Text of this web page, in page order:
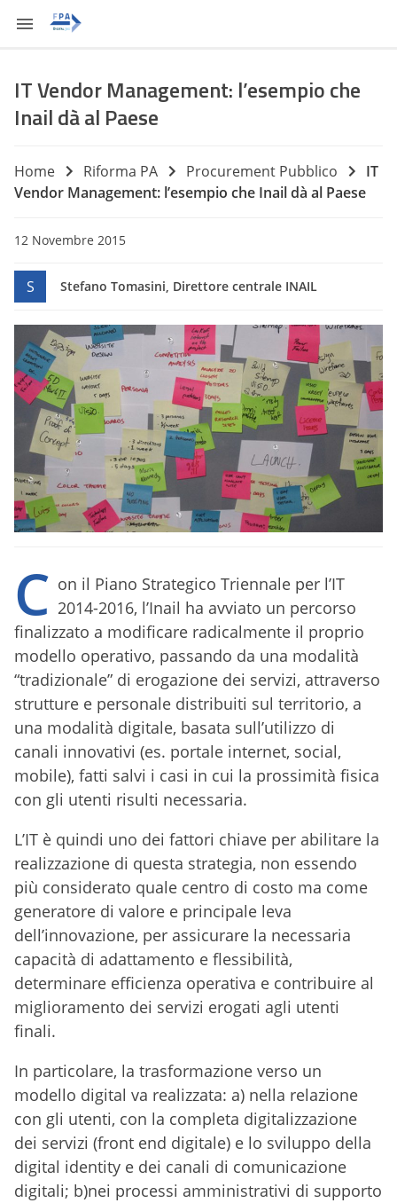
IT Vendor Management: l’esempio che
Inail dà al Paese
Home Riforma PA Procurement Pubblico
IT
Vendor Management: l’esempio che Inail dà al Paese
12 Novembre 2015
S Stefano Tomasini, Direttore centrale INAIL
C on il Piano Strategico Triennale per l’IT
2014-2016, l’Inail ha avviato un percorso
finalizzato a modificare radicalmente il proprio
modello operativo, passando da una modalità
“tradizionale” di erogazione dei servizi, attraverso
strutture e personale distribuiti sul territorio, a
una modalità digitale, basata sull’utilizzo di
canali innovativi (es. portale internet, social,
mobile), fatti salvi i casi in cui la prossimità fisica
con gli utenti risulti necessaria.
L’IT è quindi uno dei fattori chiave per abilitare la
realizzazione di questa strategia, non essendo
più considerato quale centro di costo ma come
generatore di valore e principale leva
dell’innovazione, per assicurare la necessaria
capacità di adattamento e flessibilità,
determinare efficienza operativa e contribuire al
miglioramento dei servizi erogati agli utenti
finali.
In particolare, la trasformazione verso un
modello digital va realizzata: a) nella relazione
con gli utenti, con la completa digitalizzazione
dei servizi (front end digitale) e lo sviluppo della
digital identity e dei canali di comunicazione
digitali; b)nei processi amministrativi di supporto